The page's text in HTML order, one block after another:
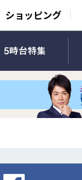
ショッピング